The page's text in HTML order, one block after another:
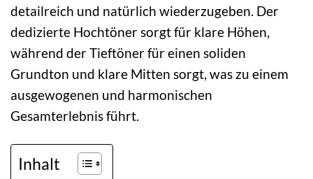
detailreich und natürlich wiederzugeben. Der
dedizierte Hochtöner sorgt für klare Höhen,
während der Tieftöner für einen soliden
Grundton und klare Mitten sorgt, was zu einem
ausgewogenen und harmonischen
Gesamterlebnis führt.
Inhalt